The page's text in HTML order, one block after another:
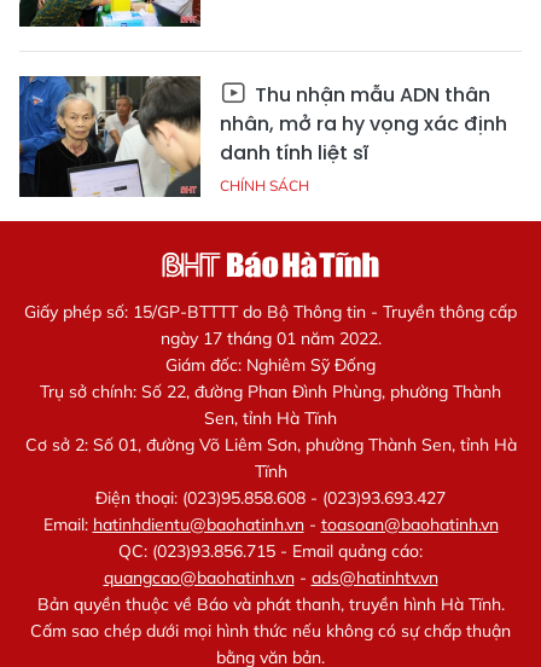
Thu nhận mẫu ADN thân
nhân, mở ra hy vọng xác định
danh tính liệt sĩ
CHÍNH SÁCH
Giấy phép số: 15/GP-BTTTT do Bộ Thông tin - Truyền thông cấp
ngày 17 tháng 01 năm 2022.
Giám đốc: Nghiêm Sỹ Đống
Trụ sở chính: Số 22, đường Phan Đình Phùng, phường Thành
Sen, tỉnh Hà Tĩnh
Cơ sở 2: Số 01, đường Võ Liêm Sơn, phường Thành Sen, tỉnh Hà
Tĩnh
Điện thoại: (023)95.858.608 - (023)93.693.427
Email: hatinhdientu@baohatinh.vn- toasoan@baohatinh.vn
QC: (023)93.856.715 - Email quảng cáo:
quangcao@baohatinh.vn- ads@hatinhtv.vn
Bản quyền thuộc về Báo và phát thanh, truyền hình Hà Tĩnh.
Cấm sao chép dưới mọi hình thức nếu không có sự chấp thuận
bằng văn bản.